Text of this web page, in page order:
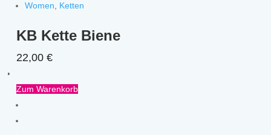
Women Ketten
KB Kette Biene
22,00€
Zum Warenkorb